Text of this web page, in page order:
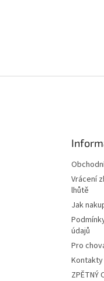
Vrácení
lhůtě
Jak
údajů
Pro
Kontakty
ZPĚTNÝ